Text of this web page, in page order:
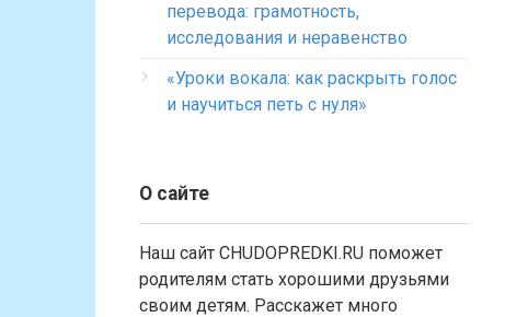
перевода: грамотность,
исследования и неравенство
«Уроки вокала: как раскрыть голос
и научиться петь с нуля»
О сайте
Наш сайт CHUDOPREDKI.RU поможет
родителям стать хорошими друзьями
своим детям. Расскажет много